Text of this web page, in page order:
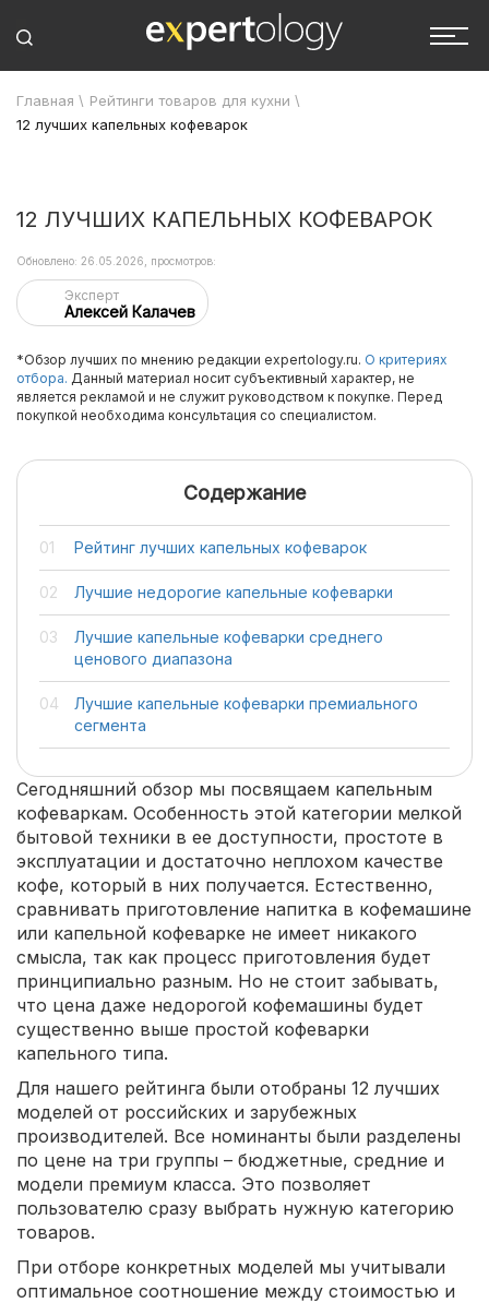
Главная \ Рейтинги товаров для кухни \
12 лучших капельных кофеварок
12 ЛУЧШИХ КАПЕЛЬНЫХ КОФЕВАРОК
Эксперт
Алексей Калачев
Обновлено: 26.05.2026, просмотров:
*Обзор лучших по мнению редакции expertology.ru. О критериях
отбора. Данный материал носит субъективный характер, не
является рекламой и не служит руководством к покупке. Перед
покупкой необходима консультация со специалистом.
Содержание
Рейтинг лучших капельных кофеварок
Лучшие недорогие капельные кофеварки
Лучшие капельные кофеварки среднего
ценового диапазона
Лучшие капельные кофеварки премиального
сегмента
Сегодняшний обзор мы посвящаем капельным
кофеваркам. Особенность этой категории мелкой
бытовой техники в ее доступности, простоте в
эксплуатации и достаточно неплохом качестве
кофе, который в них получается. Естественно,
сравнивать приготовление напитка в кофемашине
или капельной кофеварке не имеет никакого
смысла, так как процесс приготовления будет
принципиально разным. Но не стоит забывать,
что цена даже недорогой кофемашины будет
существенно выше простой кофеварки
капельного типа.
Для нашего рейтинга были отобраны 12 лучших
моделей от российских и зарубежных
производителей. Все номинанты были разделены
по цене на три группы – бюджетные, средние и
модели премиум класса. Это позволяет
пользователю сразу выбрать нужную категорию
товаров.
При отборе конкретных моделей мы учитывали
оптимальное соотношение между стоимостью и